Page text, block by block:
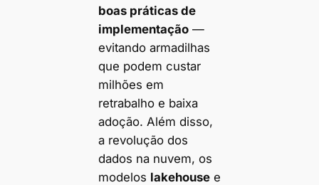
boas práticas de
implementação—
evitando armadilhas
que podem custar
milhões em
retrabalho e baixa
adoção. Além disso,
a revolução dos
dados na nuvem, os
modelos lakehousee